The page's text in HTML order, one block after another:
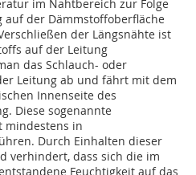
im Nahtbereich zur Folge
auf der Dämmstoffoberfläche
der Längsnähte ist
auf der Leitung
das Schlauch- oder
Leitung ab und fährt mit dem
Innenseite des
Diese sogenannte
mindestens in
Durch Einhalten dieser
verhindert, dass sich die im
Feuchtigkeit auf das